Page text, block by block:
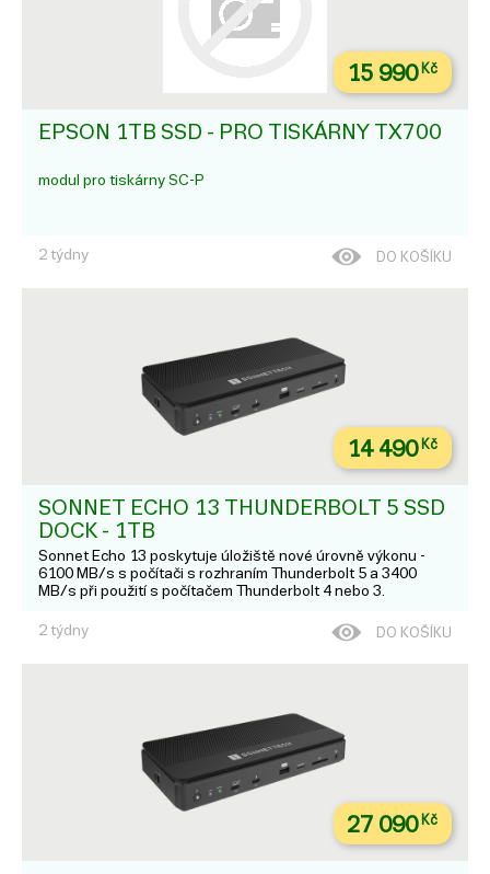
15 990Kč
EPSON 1TB SSD - PRO TISKÁRNY TX700
modul pro tiskárny SC-P
2 týdny DO KOŠÍKU
14 490Kč
SONNET ECHO 13 THUNDERBOLT 5 SSD
DOCK - 1TB
Sonnet Echo 13 poskytuje úložiště nové úrovně výkonu -
6100 MB/s s počítači s rozhraním Thunderbolt 5 a 3400
MB/s při použití s počítačem Thunderbolt 4 nebo 3.
2 týdny DO KOŠÍKU
27 090Kč